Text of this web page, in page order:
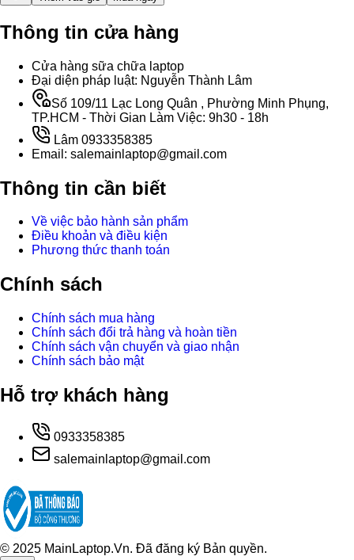
Thông tin cửa hàng
Cửa hàng sữa chữa laptop
Đại diện pháp luật: Nguyễn Thành Lâm
Số 109/11 Lạc Long Quân , Phường Minh Phụng,
TP.HCM - Thời Gian Làm Việc: 9h30 - 18h
Lâm 0933358385
Email: salemainlaptop@gmail.com
Thông tin cần biết
Về việc bảo hành sản phẩm
Điều khoản và điều kiện
Phương thức thanh toán
Chính sách
Chính sách mua hàng
Chính sách đổi trả hàng và hoàn tiền
Chính sách vận chuyển và giao nhận
Chính sách bảo mật
Hỗ trợ khách hàng
0933358385
salemainlaptop@gmail.com
© 2025 MainLaptop.Vn. Đã đăng ký Bản quyền.